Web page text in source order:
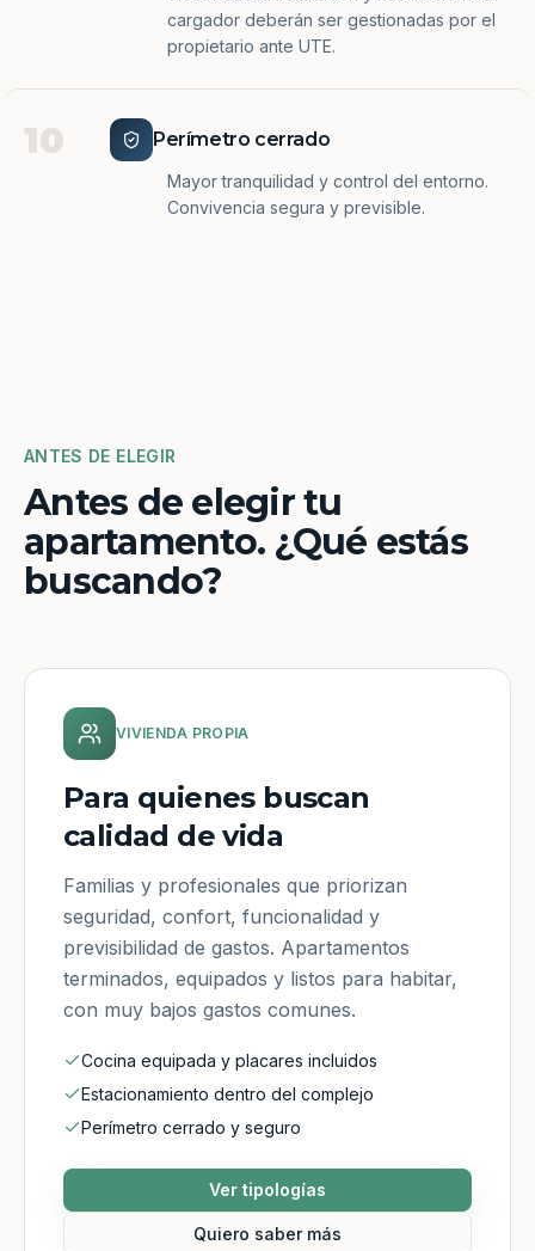
cargador deberán ser gestionadas por el
propietario ante UTE.
10 Perímetro cerrado
Mayor tranquilidad y control del entorno.
Convivencia segura y previsible.
ANTES DE ELEGIR
Antes de elegir tu
apartamento. ¿Qué estás
buscando?
VIVIENDA PROPIA
Para quienes buscan
calidad de vida
Familias y profesionales que priorizan
seguridad, confort, funcionalidad y
previsibilidad de gastos. Apartamentos
terminados, equipados y listos para habitar,
con muy bajos gastos comunes.
Cocina equipada y placares incluidos
Estacionamiento dentro del complejo
Perímetro cerrado y seguro
Ver tipologías
Quiero saber más